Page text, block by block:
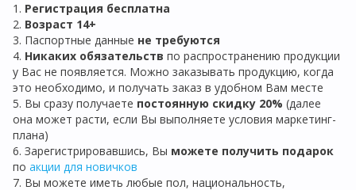
1. Регистрация бесплатна
2. Возраст 14+
3. Паспортные данные не требуются
4. Никаких обязательств по распространению продукции
у Вас не появляется. Можно заказывать продукцию, когда
это необходимо, и получать заказ в удобном Вам месте
5. Вы сразу получаете постоянную скидку 20% (далее
она может расти, если Вы выполняете условия маркетинг-
плана)
6. Зарегистрировавшись, Вы можете получить подарок
по акции для новичков
7. Вы можете иметь любые пол, национальность,